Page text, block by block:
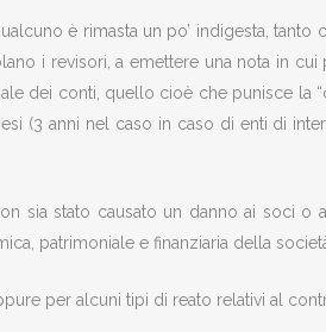
è rimasta un po’ indigesta,
i revisori, a emettere una nota in
dei conti, quello cioè che punisce la
(3 anni nel caso in caso di enti di
sia stato causato un danno ai soci
patrimoniale e finanziaria della
per alcuni tipi di reato relativi al